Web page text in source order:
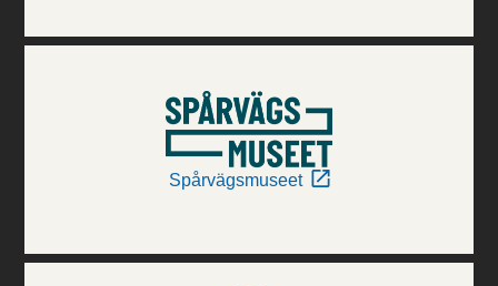
Spårvägsmuseet